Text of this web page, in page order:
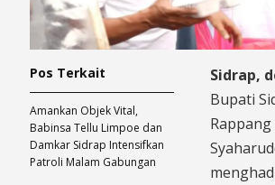
Sidrap,
Bupati
Rappang
Pos Terkait
​Amankan Objek Vital,
Babinsa Tellu Limpoe dan
Damkar Sidrap Intensifkan
Patroli Malam Gabungan